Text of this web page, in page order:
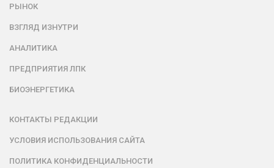
РЫНОК
ВЗГЛЯД ИЗНУТРИ
АНАЛИТИКА
ПРЕДПРИЯТИЯ ЛПК
БИОЭНЕРГЕТИКА
КОНТАКТЫ РЕДАКЦИИ
УСЛОВИЯ ИСПОЛЬЗОВАНИЯ САЙТА
ПОЛИТИКА КОНФИДЕНЦИАЛЬНОСТИ